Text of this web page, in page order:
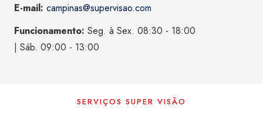
E-mail: campinas@supervisao.com
Funcionamento: Seg. à Sex. 08:30 - 18:00
| Sáb. 09:00 - 13:00
SERVIÇOS SUPER VISÃO